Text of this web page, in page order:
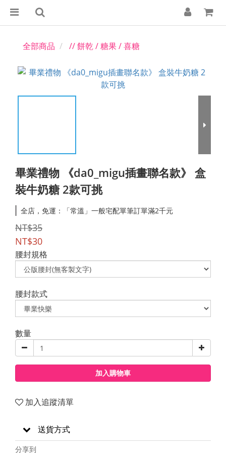
全部商品 // 餅乾 / 糖果 / 喜糖
畢業禮物 《da0_migu插畫聯名款》 盒
裝牛奶糖 2款可挑
全店，免運：「常溫」一般宅配單筆訂單滿2千元
NT$35
NT$30
腰封規格
腰封款式
數量
加入購物車
加入追蹤清單
送貨方式
分享到